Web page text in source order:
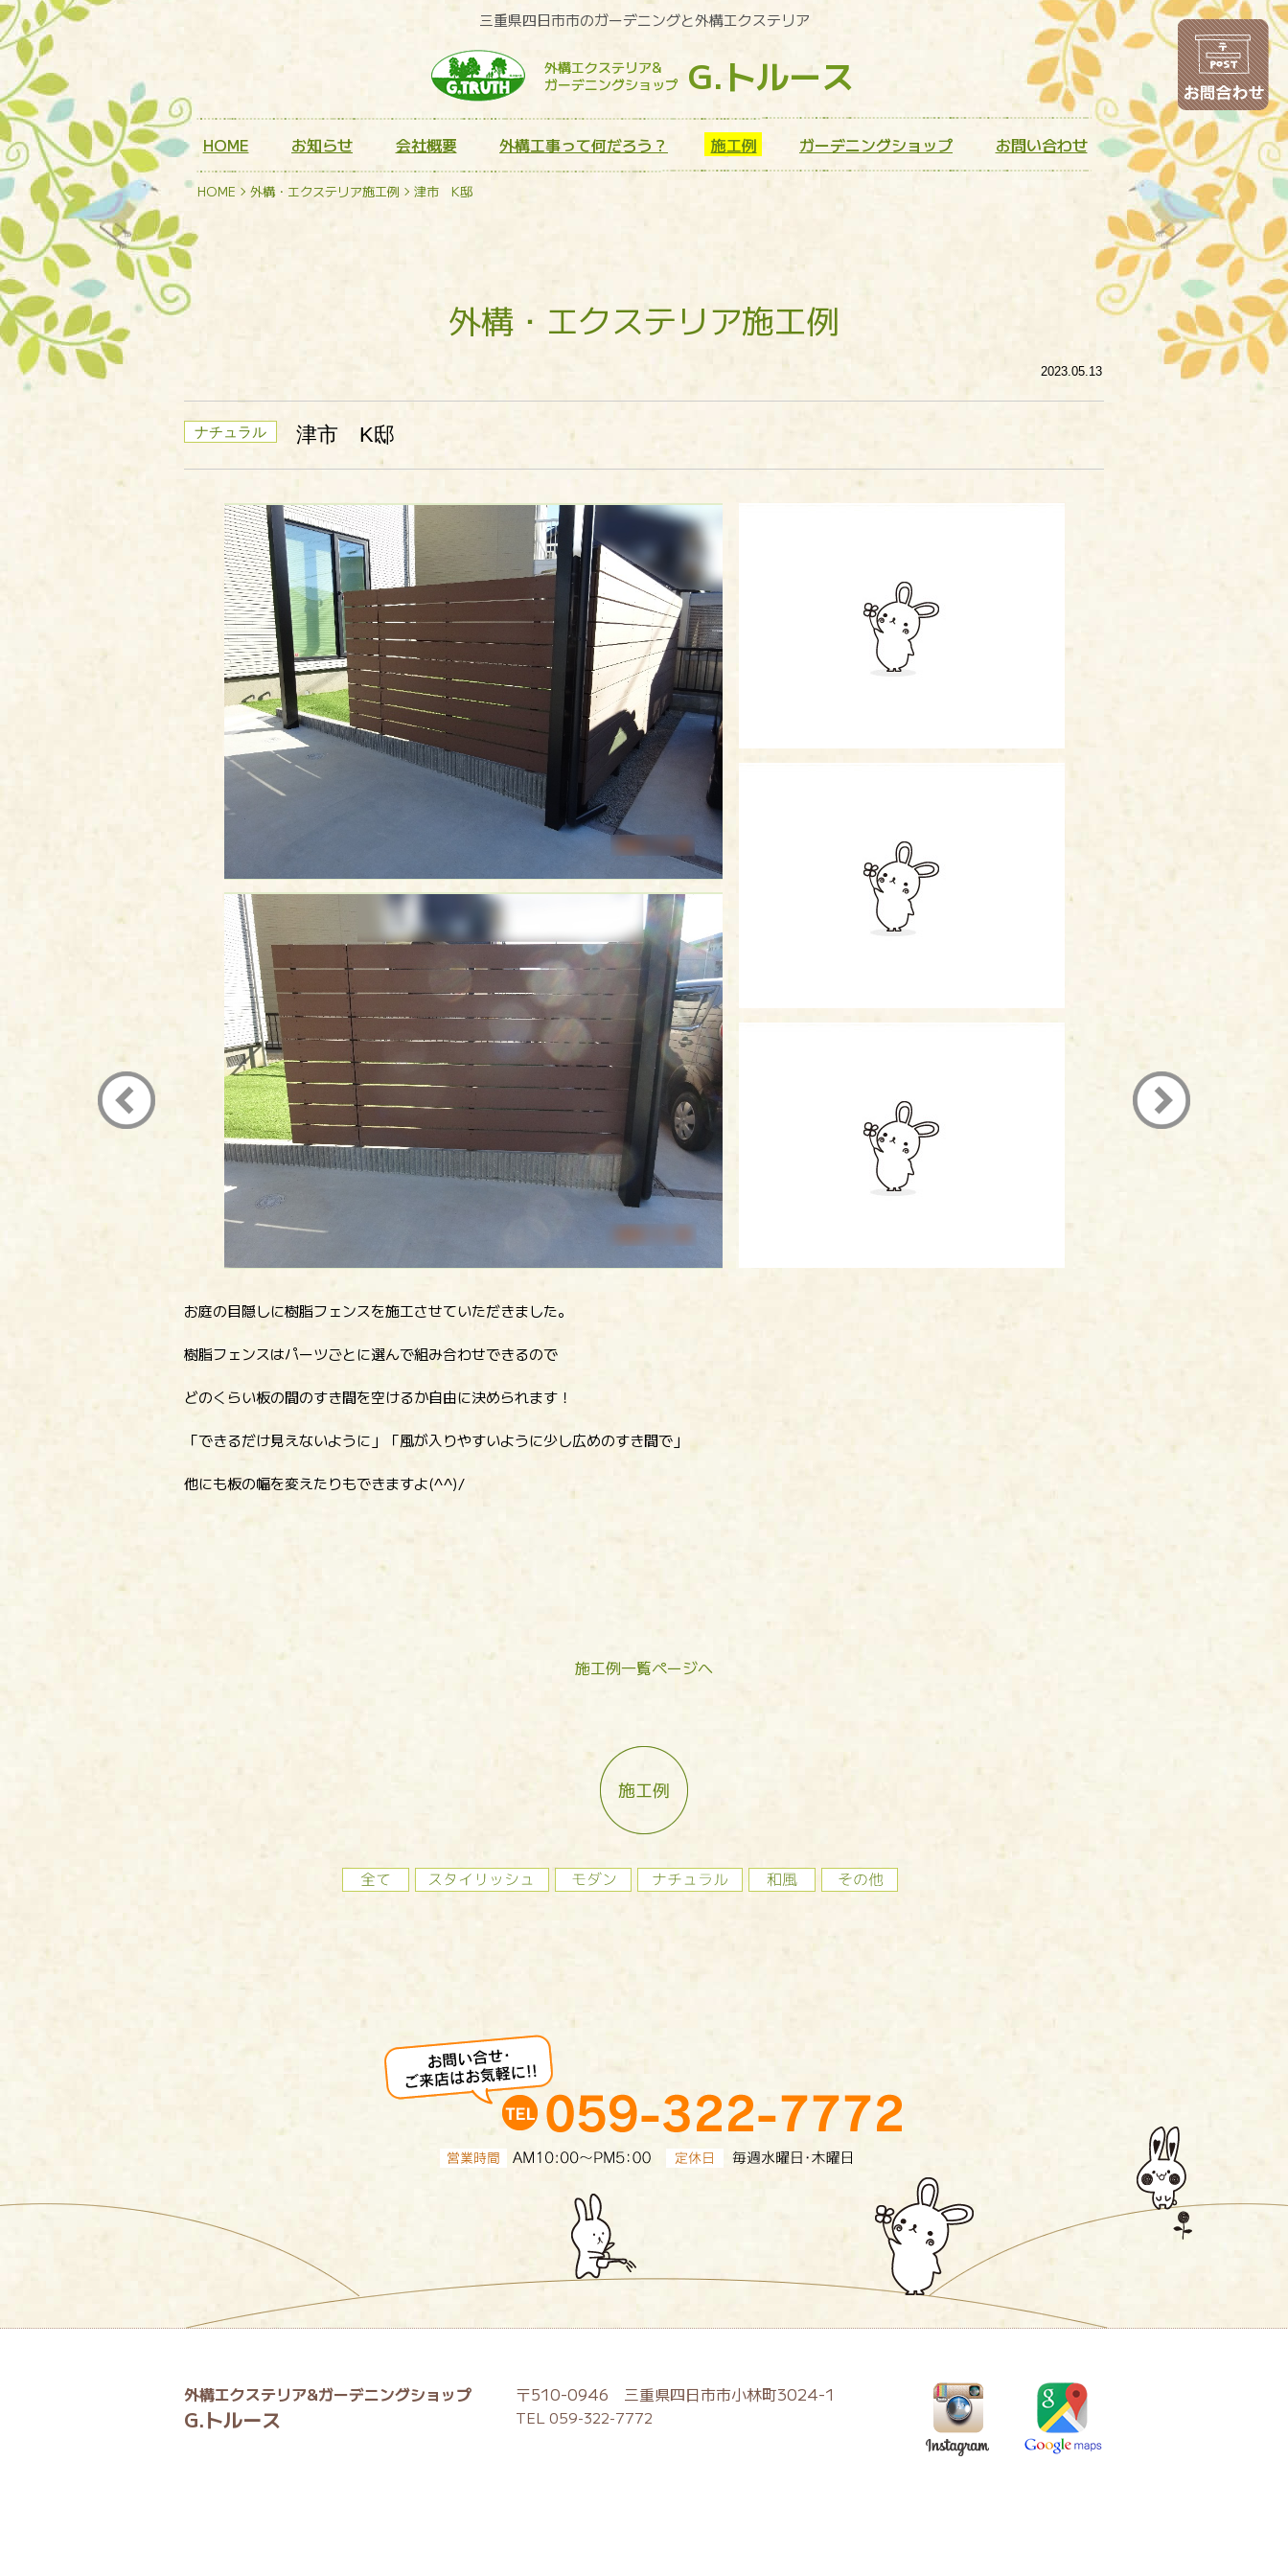
三重県四日市市のガーデニングと外構エクステリア
外構エクステリア&
ガーデニングショップ G.トルース
HOME お知らせ 会社概要 外構工事って何だろう？ 施工例 ガーデニングショップ お問い合わせ
HOME 外構・エクステリア施工例 津市 K邸
外構・エクステリア施工例
ナチュラル 津市 K邸
2023.05.13
お庭の目隠しに樹脂フェンスを施工させていただきました。
樹脂フェンスはパーツごとに選んで組み合わせできるので
どのくらい板の間のすき間を空けるか自由に決められます！
「できるだけ見えないように」「風が入りやすいように少し広めのすき間で」
他にも板の幅を変えたりもできますよ(^^)/
施工例一覧ページへ
外構エクステリア&ガーデニングショップ
G.トルース
〒510-0946 三重県四日市市小林町3024-1
TEL 059-322-7772